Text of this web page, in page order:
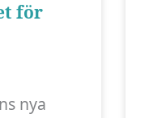
för
nya